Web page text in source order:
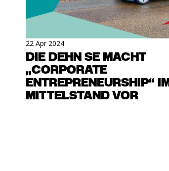
22 Apr 2024
DIE DEHN SE MACHT
„CORPORATE
ENTREPRENEURSHIP“ IM
MITTELSTAND VOR